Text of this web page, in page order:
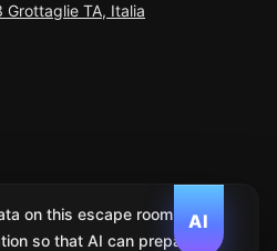
Grottaglie TA, Italia
AI
on this escape room. We
so that AI can prepare